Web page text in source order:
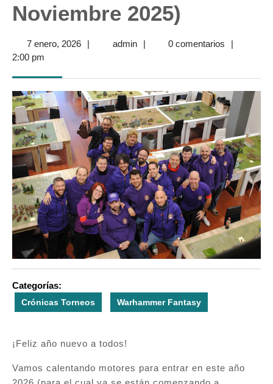
Noviembre 2025)
7 enero, 20267
| adminadmin
| 0 comentarios
|
2:00 pm
Categorías:
Crónicas Torneos Warhammer Fantasy
¡Feliz año nuevo a todos!
Vamos calentando motores para entrar en este año